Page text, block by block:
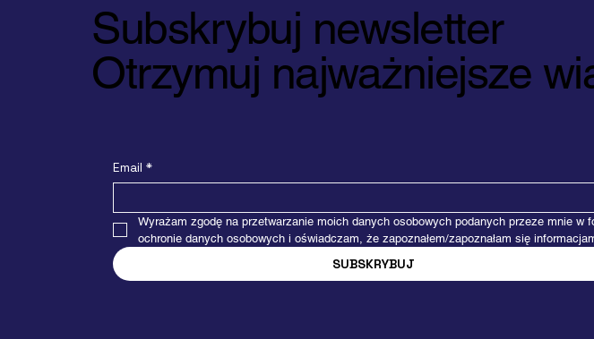
Subskrybuj newsletter
Otrzymuj najważniejsze
Email *
Wyrażam zgodę na przetwarzanie moich danych osobowych podanych przeze mnie
ochronie danych osobowych i oświadczam, że zapoznałem/zapoznałam się
SUBSKRYBUJ